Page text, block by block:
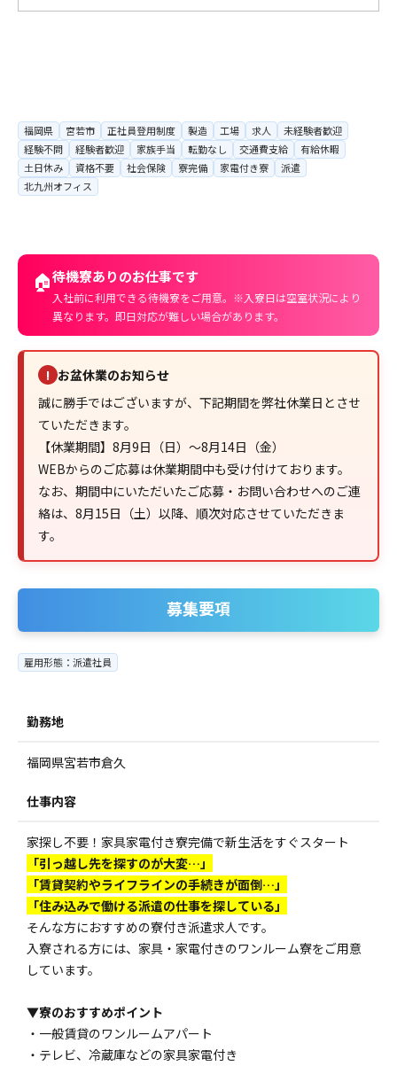
福岡県 宮若市 正社員登用制度 製造 工場 求人
未経験者歓迎
経験不問
経験者歓迎 家族手当 転勤なし 交通費支給
有給休暇
土日休み
資格不要 社会保険 寮完備 家電付き寮
派遣
北九州オフィス
🏠待機寮ありのお仕事です
入社前に利用できる待機寮をご用意。※入寮日は空室状況により
異なります。即日対応が難しい場合があります。
! お盆休業のお知らせ
誠に勝手ではございますが、下記期間を弊社休業日とさせ
ていただきます。
【休業期間】8月9日（日）～8月14日（金）
WEBからのご応募は休業期間中も受け付けております。
なお、期間中にいただいたご応募・お問い合わせへのご連
絡は、8月15日（土）以降、順次対応させていただきま
す。
募集要項
雇用形態：派遣社員
勤務地
福岡県宮若市倉久
仕事内容
家探し不要！家具家電付き寮完備で新生活をすぐスタート
「引っ越し先を探すのが大変…」
「賃貸契約やライフラインの手続きが面倒…」
「住み込みで働ける派遣の仕事を探している」
そんな方におすすめの寮付き派遣求人です。
入寮される方には、家具・家電付きのワンルーム寮をご用意
しています。
▼寮のおすすめポイント
・一般賃貸のワンルームアパート
・テレビ、冷蔵庫などの家具家電付き